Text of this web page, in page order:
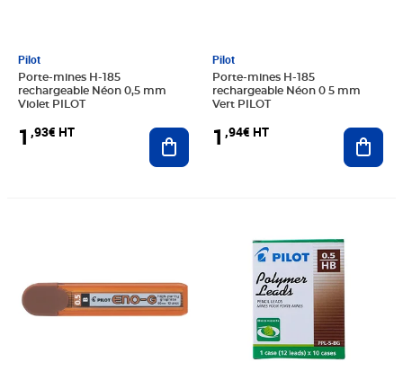
Pilot
Porte-mines H-185
rechargeable Néon 0,5 mm
Violet PILOT
1 ,93€ HT Ajouter au panier
Pilot
Porte-mines H-185
rechargeable Néon 0 5 mm
Vert PILOT
1 ,94€ HT